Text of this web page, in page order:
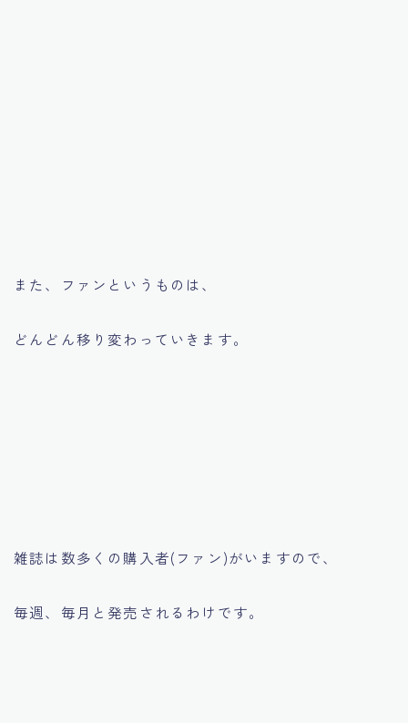
また、ファンというものは、
どんどん移り変わっていきます。
雑誌は数多くの購入者(ファン)がいますので、
毎週、毎月と発売されるわけです。